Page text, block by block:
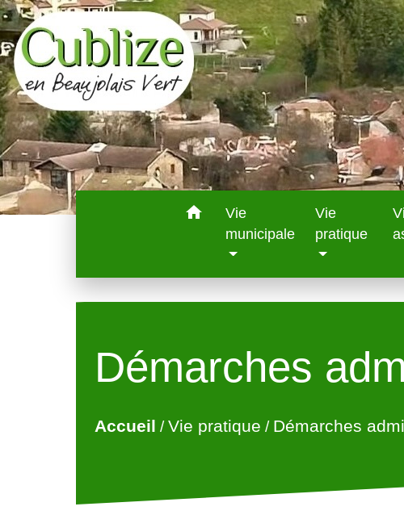
home
Vie
municipale
Vie
pratique
Démarches
Accueil /Vie pratique / Démarches